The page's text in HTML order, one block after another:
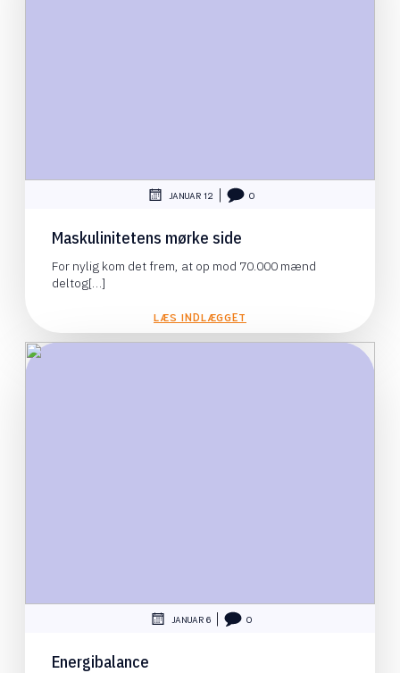
JANUAR 12 0
Maskulinitetens mørke side
For nylig kom det frem, at op mod 70.000 mænd
deltog[…]
LÆS INDLÆGGET
JANUAR 6 0
Energibalance